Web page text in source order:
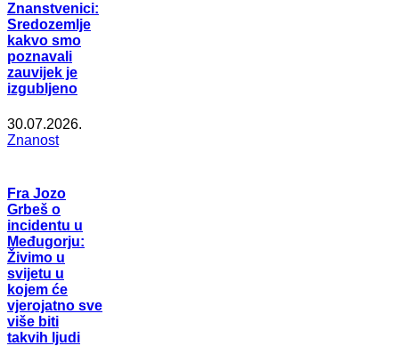
Znanstvenici:
Sredozemlje
kakvo smo
poznavali
zauvijek je
izgubljeno
30.07.2026.
Znanost
Fra Jozo
Grbeš o
incidentu u
Međugorju:
Živimo u
svijetu u
kojem će
vjerojatno sve
više biti
takvih ljudi